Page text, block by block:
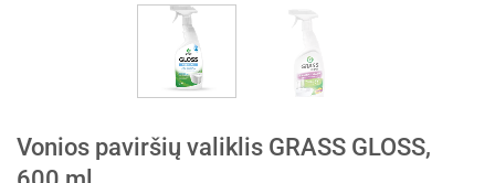
Vonios paviršių valiklis GRASS GLOSS,